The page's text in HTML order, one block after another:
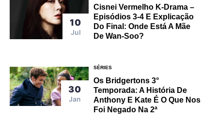
10
Jul
Cisnei Vermelho K-Drama –
Episódios 3-4 E Explicação
Do Final: Onde Está A Mãe
De Wan-Soo?
30
Jan
SÉRIES
Os Bridgertons 3°
Temporada: A História De
Anthony E Kate É O Que Nos
Foi Negado Na 2ª